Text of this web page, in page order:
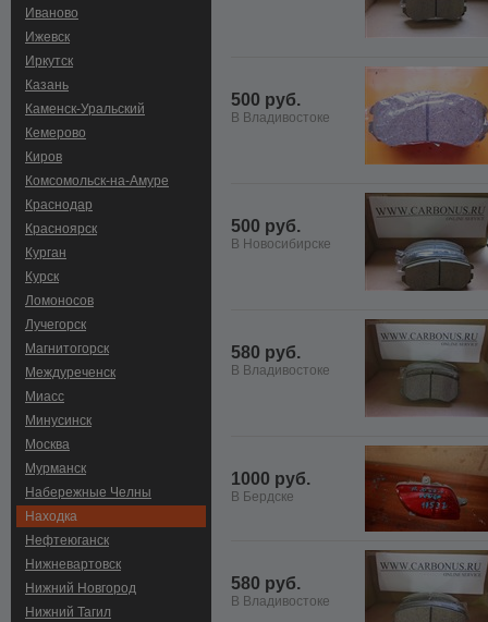
Иваново
Ижевск
Иркутск
Казань
Каменск-Уральский
Кемерово
Киров
Комсомольск-на-Амуре
Краснодар
Красноярск
Курган
Курск
Ломоносов
Лучегорск
Магнитогорск
Междуреченск
Миасс
Минусинск
Москва
Мурманск
Набережные Челны
Находка
Нефтеюганск
Нижневартовск
Нижний Новгород
Нижний Тагил
500 руб.
В Владивостоке
500 руб.
В Новосибирске
580 руб.
В Владивостоке
1000 руб.
В Бердске
580 руб.
В Владивостоке